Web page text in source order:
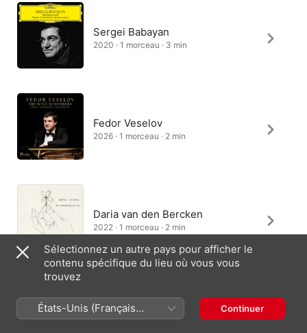
Sergei Babayan
2020 · 1 morceau · 3 min
Fedor Veselov
2026 · 1 morceau · 2 min
Daria van den Bercken
2022 · 1 morceau · 2 min
Aiko Tominaga
2017 · 1 morceau · 3 min
Sélectionnez un autre pays pour afficher le
contenu spécifique du lieu où vous vous
trouvez
États-Unis (Français
France)
Continuer